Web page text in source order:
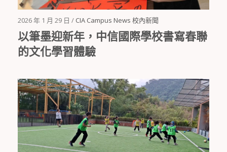
2026 年 1 月 29 日 / CIA Campus News 校內新聞
以筆墨迎新年，中信國際學校書寫春聯
的文化學習體驗